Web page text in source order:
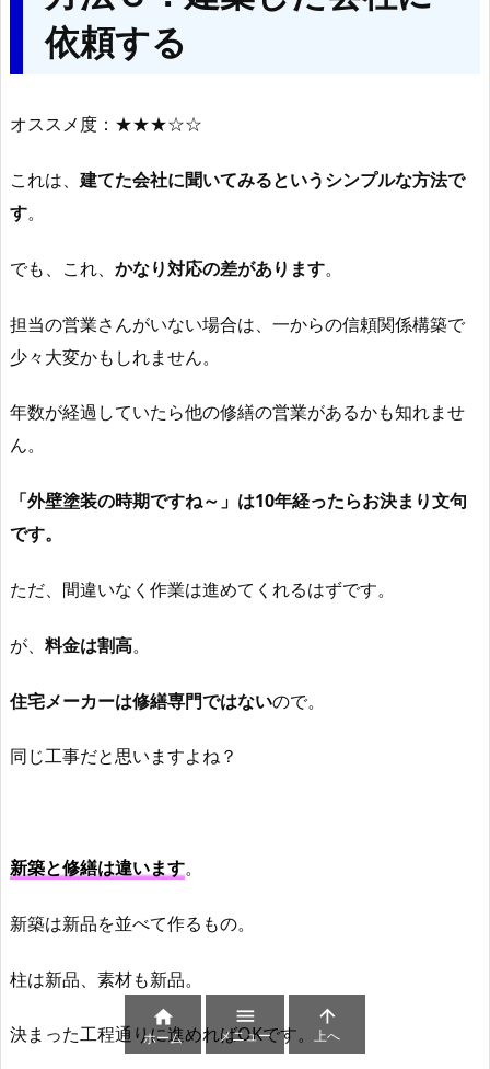
依頼する
オススメ度：★★★☆☆
これは、 建てた会社に聞いてみるというシンプルな方法で
す。
でも、これ、 かなり対応の差があります。
担当の営業さんがいない場合は、一からの信頼関係構築で
少々大変かもしれません。
年数が経過していたら他の修繕の営業があるかも知れませ
ん。
「外壁塗装の時期ですね～」は10年経ったらお決まり文句
です。
ただ、間違いなく作業は進めてくれるはずです。
が、 料金は割高。
住宅メーカーは修繕専門ではないので。
同じ工事だと思いますよね？
新築と修繕は違います。
新築は新品を並べて作るもの。
柱は新品、素材も新品。
決まった工程通りに進めればOKです。

ホーム

メニュー

上へ